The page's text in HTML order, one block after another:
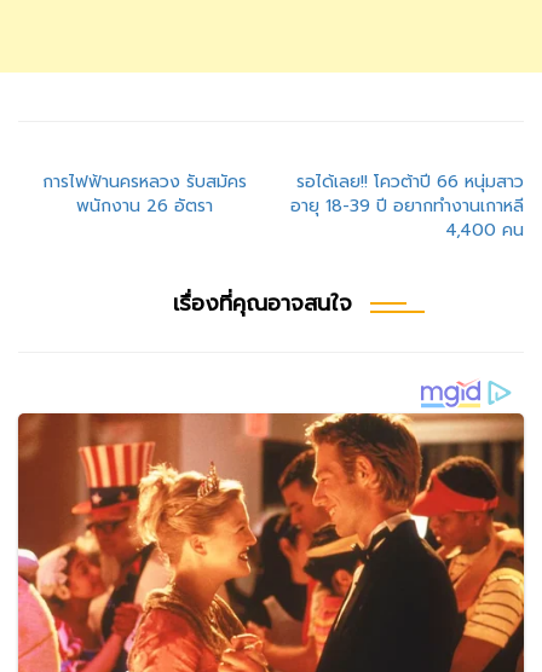
แนะแนว
เรื่อง
การไฟฟ้านครหลวง รับสมัคร
พนักงาน 26 อัตรา
รอได้เลย!! โควต้าปี 66 หนุ่มสาว
อายุ 18-39 ปี อยากทำงานเกาหลี
4,400 คน
เรื่องที่คุณอาจสนใจ